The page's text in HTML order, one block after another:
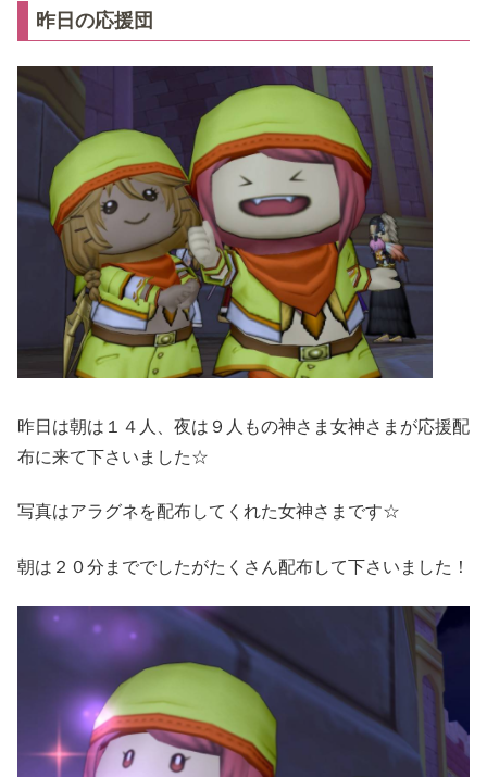
昨日の応援団
昨日は朝は１４人、夜は９人もの神さま女神さまが応援配
布に来て下さいました☆
写真はアラグネを配布してくれた女神さまです☆
朝は２０分まででしたがたくさん配布して下さいました！